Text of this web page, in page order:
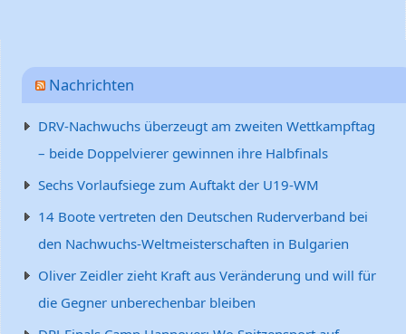
Nachrichten
DRV-Nachwuchs überzeugt am zweiten Wettkampftag
– beide Doppelvierer gewinnen ihre Halbfinals
Sechs Vorlaufsiege zum Auftakt der U19-WM
14 Boote vertreten den Deutschen Ruderverband bei
den Nachwuchs-Weltmeisterschaften in Bulgarien
Oliver Zeidler zieht Kraft aus Veränderung und will für
die Gegner unberechenbar bleiben